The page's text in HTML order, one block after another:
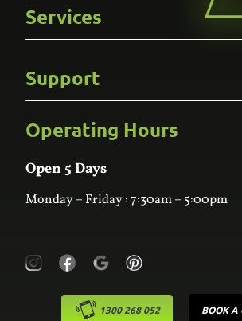
Careers
Gallery
Services
Kitchens
Bathroom
Custom Joinery
Wardrobes
Laundry
Support
Frequently Asked Questions
Contact Us
Online Estimator
Operating Hours
Open 5 Days
Monday – Friday : 7:30am – 5:00pm
1300 268 052 BOOK A